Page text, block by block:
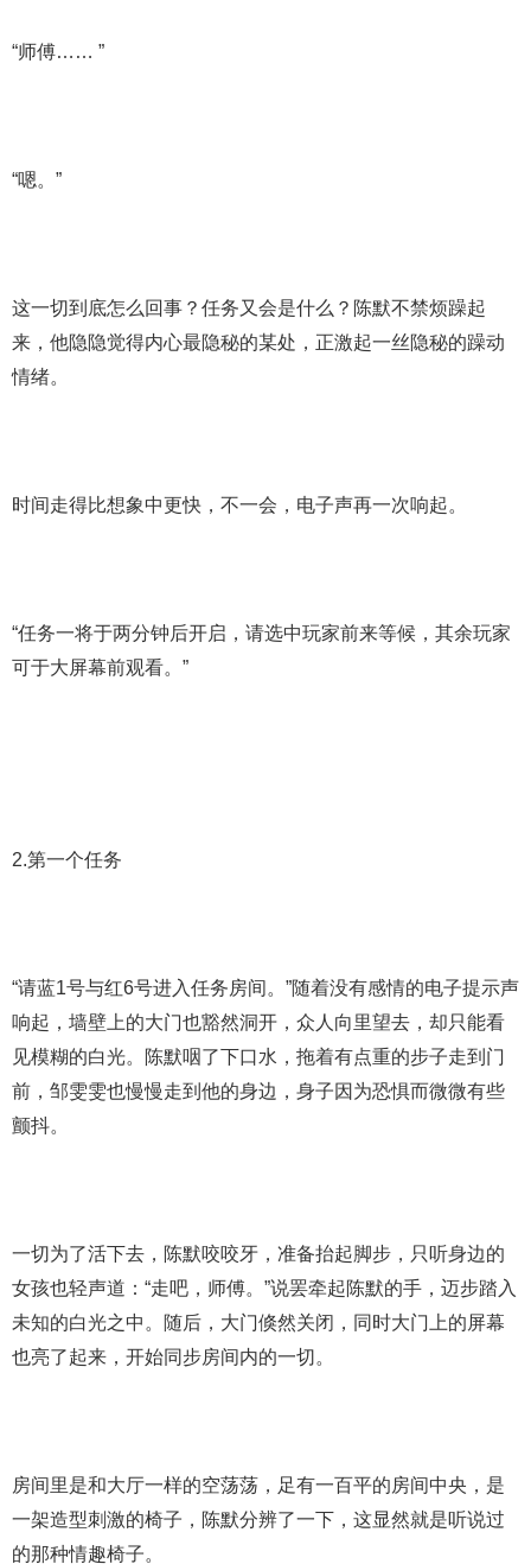
“师傅…… ”
“嗯。”
这一切到底怎么回事？任务又会是什么？陈默不禁烦躁起
来，他隐隐觉得内心最隐秘的某处，正激起一丝隐秘的躁动
情绪。
时间走得比想象中更快，不一会，电子声再一次响起。
“任务一将于两分钟后开启，请选中玩家前来等候，其余玩家
可于大屏幕前观看。”
2.第一个任务
“请蓝1号与红6号进入任务房间。”随着没有感情的电子提示声
响起，墙壁上的大门也豁然洞开，众人向里望去，却只能看
见模糊的白光。陈默咽了下口水，拖着有点重的步子走到门
前，邹雯雯也慢慢走到他的身边，身子因为恐惧而微微有些
颤抖。
一切为了活下去，陈默咬咬牙，准备抬起脚步，只听身边的
女孩也轻声道：“走吧，师傅。”说罢牵起陈默的手，迈步踏入
未知的白光之中。随后，大门倏然关闭，同时大门上的屏幕
也亮了起来，开始同步房间内的一切。
房间里是和大厅一样的空荡荡，足有一百平的房间中央，是
一架造型刺激的椅子，陈默分辨了一下，这显然就是听说过
的那种情趣椅子。